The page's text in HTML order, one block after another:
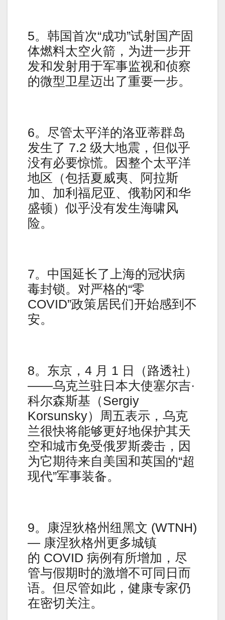
5。韩国首次“成功”试射国产固
体燃料太空火箭，为进一步开
发和发射用于军事监视和侦察
的微型卫星迈出了重要一步。
6。尽管太平洋的洛亚蒂群岛
发生了 7.2 级大地震，但似乎
没有必要惊慌。因整个太平洋
地区（包括夏威夷、阿拉斯
加、加利福尼亚、俄勒冈和华
盛顿）似乎没有发生海啸风
险。
7。中国延长了上海的冠状病
毒封锁。对严格的“零
COVID”政策居民们开始感到不
安。
8。东京，4 月 1 日（路透社）
——乌克兰驻日本大使塞尔吉·
科尔森斯基（Sergiy
Korsunsky）周五表示，乌克
兰很快将能够更好地保护其天
空和城市免受俄罗斯袭击，因
为它期待来自美国和英国的“超
现代”军事装备。
9。康涅狄格州纽黑文 (WTNH)
— 康涅狄格州更多城镇
的 COVID 病例有所增加，尽
管与假期时的激增不可同日而
语。但尽管如此，健康专家仍
在密切关注。